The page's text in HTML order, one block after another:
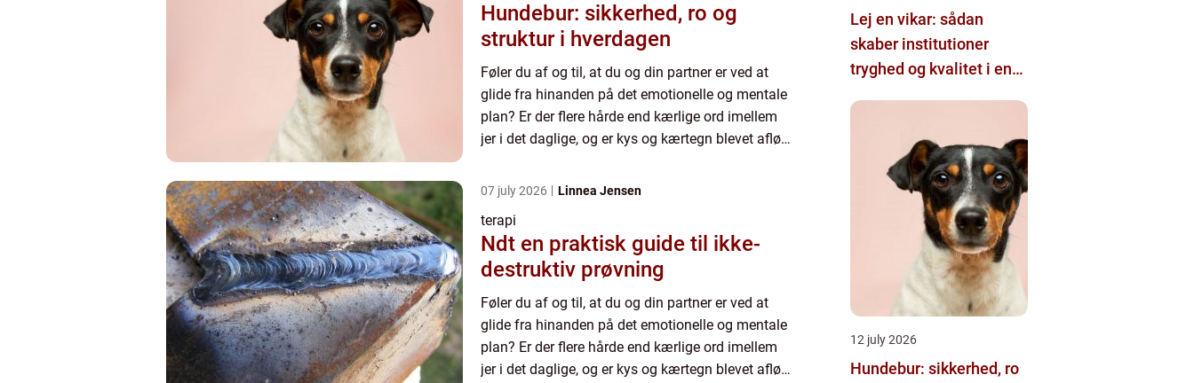
Hundebur: sikkerhed, ro og
struktur i hverdagen
Føler du af og til, at du og din partner er ved at
glide fra hinanden på det emotionelle og mentale
plan? Er der flere hårde end kærlige ord imellem
jer i det daglige, og er kys og kærtegn blevet afløst
07 july 2026 Linnea Jensen
terapi
Ndt en praktisk guide til ikke-
destruktiv prøvning
Føler du af og til, at du og din partner er ved at
glide fra hinanden på det emotionelle og mentale
plan? Er der flere hårde end kærlige ord imellem
jer i det daglige, og er kys og kærtegn blevet afløst
Lej en vikar: sådan
skaber institutioner
tryghed og kvalitet i en
12 july 2026
Hundebur: sikkerhed, ro